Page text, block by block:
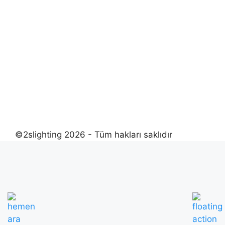
©2slighting 2026 - Tüm hakları saklıdır